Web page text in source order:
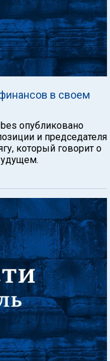
в своем
опубликовано
и председателя
который говорит о